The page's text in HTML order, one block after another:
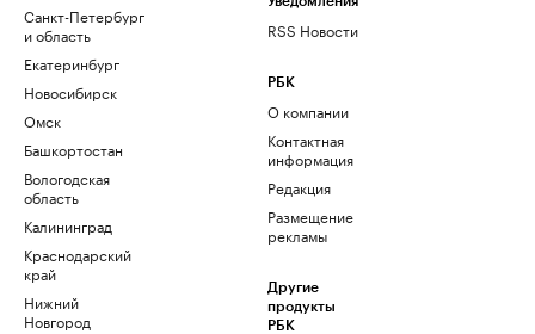
Санкт-Петербург
и область
Екатеринбург
Новосибирск
Омск
Башкортостан
Вологодская
область
Калининград
Краснодарский
край
Нижний
Новгород
RSS Новости
РБК
О компании
Контактная
информация
Редакция
Размещение
рекламы
Другие
продукты
РБК